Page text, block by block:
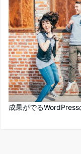
成果がでる